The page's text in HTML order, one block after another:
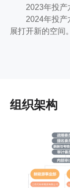
2023年投产
2024年投产
展打开新的空间。
组织架构